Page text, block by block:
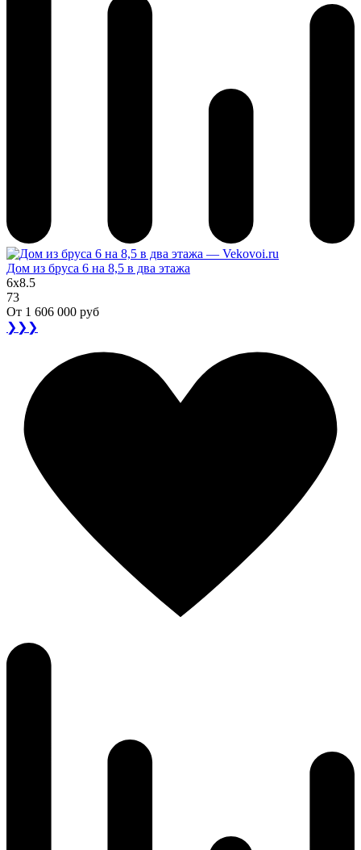
Дом из бруса 6 на 8,5 в два этажа
6x8.5
73
От 1 606 000 руб
❯❯❯